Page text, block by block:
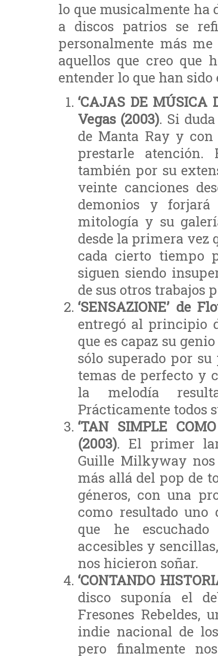
lo que musicalmente ha
a discos patrios se
personalmente más
aquellos que creo que
entender lo que han sido
‘CAJAS DE MÚSICA
Vegas (2003). Si
de Manta Ray y con
prestarle
también por su
veinte canciones
demonios y
mitología y su
desde la primera vez
cada cierto tiempo
siguen siendo
de sus otros trabajos
‘SENSAZIONE’ de
entregó al principio
que es capaz su
sólo superado por
temas de perfecto y
la melodía
Prácticamente todos
‘TAN SIMPLE
(2003). El primer
Guille Milkyway nos
más allá del pop de
géneros, con una
como resultado uno
que he
accesibles y
nos hicieron soñar.
‘CONTANDO
disco suponía el
Fresones Rebeldes,
indie nacional de
pero finalmente